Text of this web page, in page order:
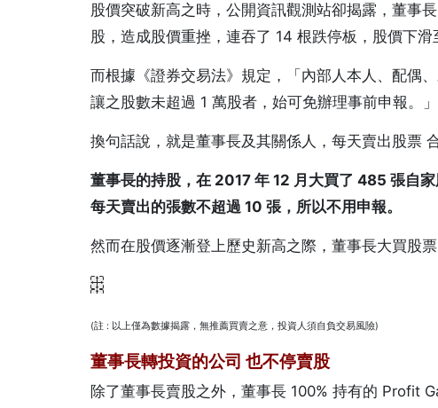
股價突破新高之時，公開資訊觀測站卻揭露，董事
股，造成股價重挫，連吞了 14 根跌停板，股價下滑
而根據《證券交易法》規定，「內部人本人、配偶
讓之股數未超過 1 萬股者，始可免辦理事前申報。」
換句話說，就是董事長及其關係人，每天賣出股票
董事長的持股，在 2017 年 12 月大買了 485 張自家
每天賣出的張數不超過 10 張， 所以不用申報。
然而在股價逐漸登上歷史新高之際，董事長大買股
(註 : 以上僅為數據揭露，無推薦買賣之意，投資人須自負交易風險)
董事長轉投資的公司 也不停賣股
除了董事長賣股之外，董事長 100% 持有的 Profit